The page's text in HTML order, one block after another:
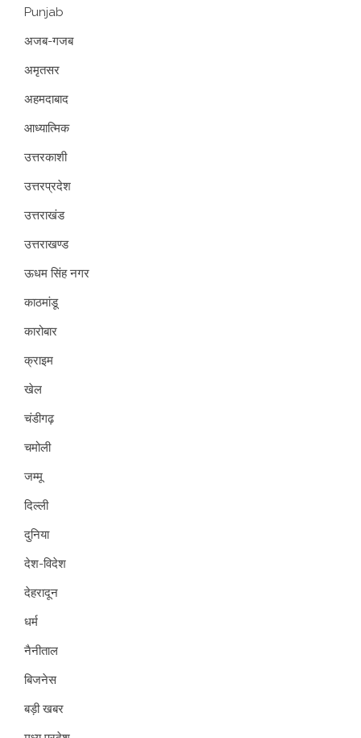
Punjab
अजब-गजब
अमृतसर
अहमदाबाद
आध्यात्मिक
उत्तरकाशी
उत्तरप्रदेश
उत्तराखंड
उत्तराखण्ड
ऊधम सिंह नगर
काठमांडू
कारोबार
क्राइम
खेल
चंडीगढ़
चमोली
जम्मू
दिल्ली
दुनिया
देश-विदेश
देहरादून
धर्म
नैनीताल
बिजनेस
बड़ी खबर